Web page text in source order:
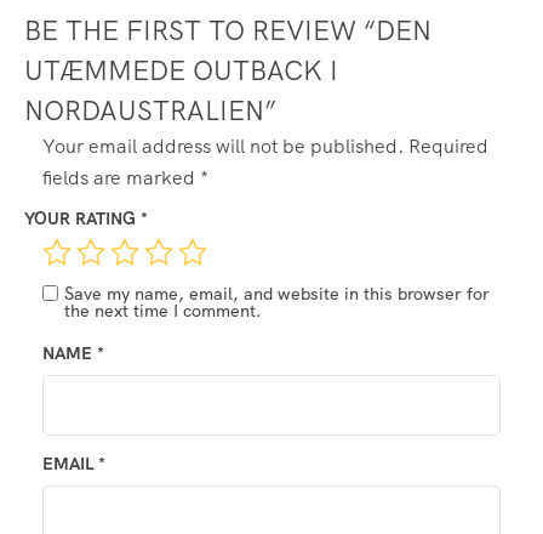
BE THE FIRST TO REVIEW “DEN
UTÆMMEDE OUTBACK I
NORDAUSTRALIEN”
Your email address will not be published. Required
fields are marked *
YOUR RATING *
NAME *
EMAIL *
Save my name, email, and website in this browser for
the next time I comment.